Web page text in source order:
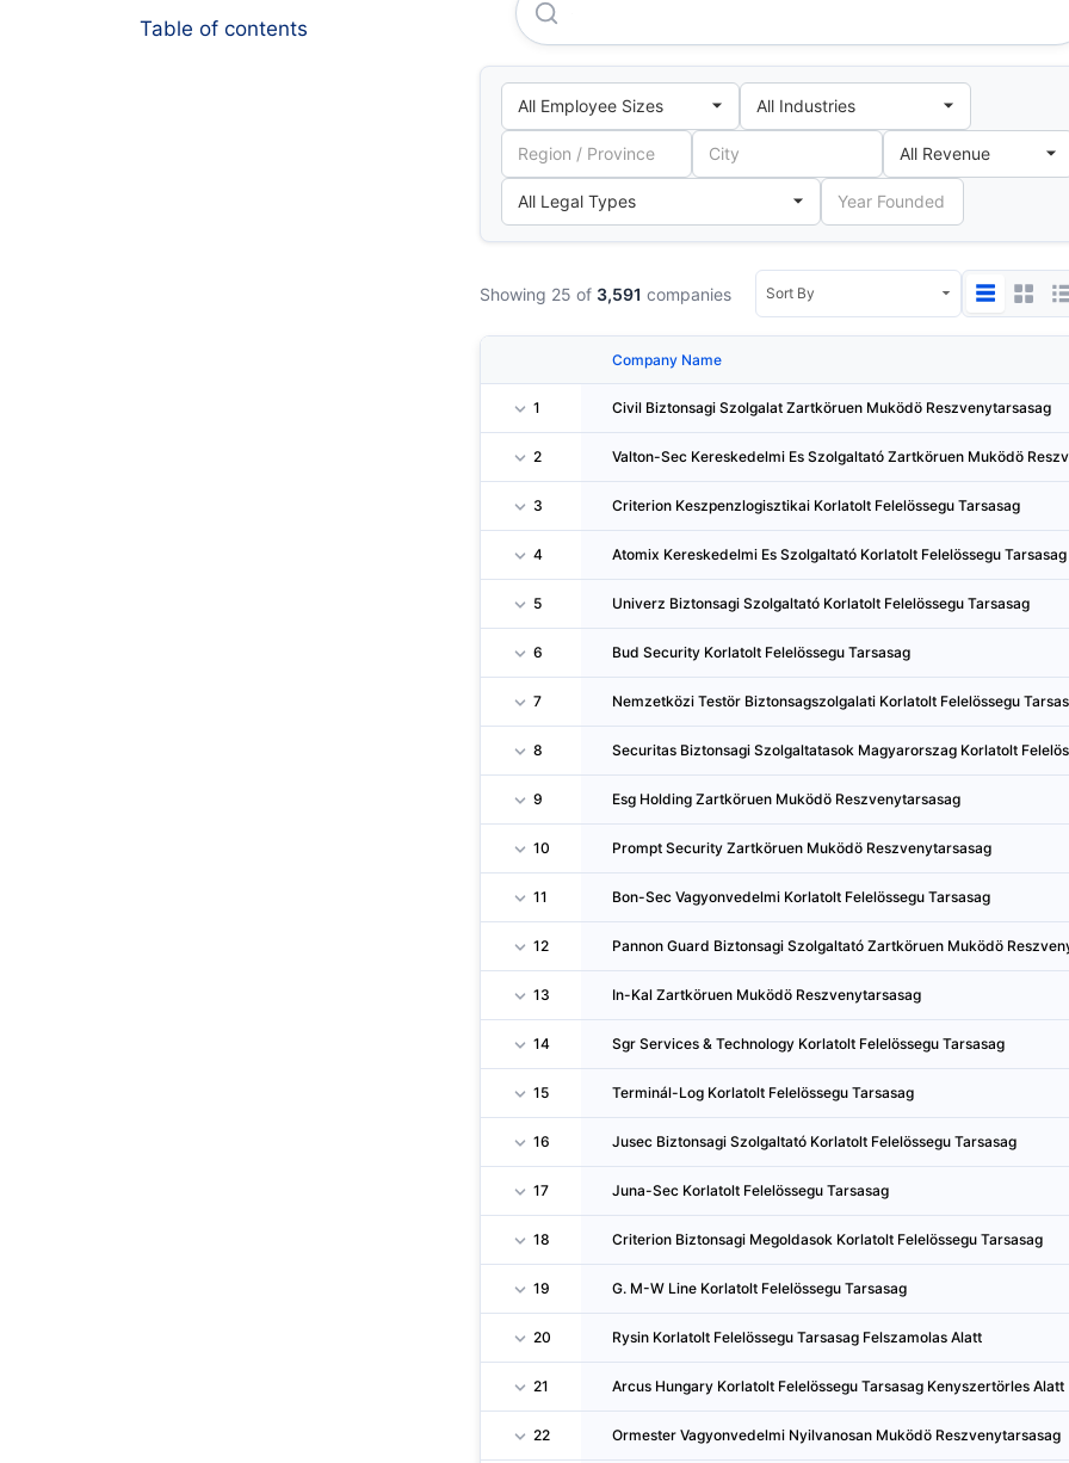
Table of contents
Civil Biztonsagi Szolgalat Zartköruen Muködö
Showing 25 of 3,591 companies
Company Name
1 Civil Biztonsagi Szolgalat Zartköruen Muködö Reszvenytarsasag
2 Valton-Sec Kereskedelmi Es Szolgaltató Zartköruen Muködö
3 Criterion Keszpenzlogisztikai Korlatolt Felelössegu Tarsasag
4 Atomix Kereskedelmi Es Szolgaltató Korlatolt Felelössegu Tarsasag
5 Univerz Biztonsagi Szolgaltató Korlatolt Felelössegu Tarsasag
6 Bud Security Korlatolt Felelössegu Tarsasag
7 Nemzetközi Testör Biztonsagszolgalati Korlatolt Felelössegu
8 Securitas Biztonsagi Szolgaltatasok Magyarorszag Korlatolt
9 Esg Holding Zartköruen Muködö Reszvenytarsasag
10 Prompt Security Zartköruen Muködö Reszvenytarsasag
11 Bon-Sec Vagyonvedelmi Korlatolt Felelössegu Tarsasag
12 Pannon Guard Biztonsagi Szolgaltató Zartköruen Muködö
13 In-Kal Zartköruen Muködö Reszvenytarsasag
14 Sgr Services & Technology Korlatolt Felelössegu Tarsasag
15 Terminál-Log Korlatolt Felelössegu Tarsasag
16 Jusec Biztonsagi Szolgaltató Korlatolt Felelössegu Tarsasag
17 Juna-Sec Korlatolt Felelössegu Tarsasag
18 Criterion Biztonsagi Megoldasok Korlatolt Felelössegu Tarsasag
19 G. M-W Line Korlatolt Felelössegu Tarsasag
20 Rysin Korlatolt Felelössegu Tarsasag Felszamolas Alatt
21 Arcus Hungary Korlatolt Felelössegu Tarsasag Kenyszertörles Alatt
22 Ormester Vagyonvedelmi Nyilvanosan Muködö Reszvenytarsasag